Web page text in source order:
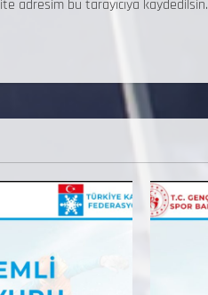
adresim bu tarayıcıya kaydedilsin.